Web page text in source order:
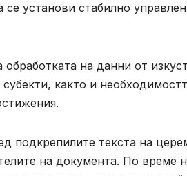
установи стабилно
на данни от
както и
подкрепилите текста на
на документа. По време